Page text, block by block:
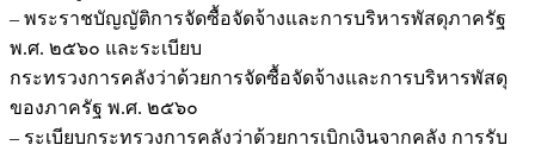
– พระราชบัญญัติการจัดซื้อจัดจ้างและการบริหารพัสดุภาครัฐ
พ.ศ. ๒๕๖๐ และระเบียบ
กระทรวงการคลังว่าด้วยการจัดซื้อจัดจ้างและการบริหารพัสดุ
ของภาครัฐ พ.ศ. ๒๕๖๐
– ระเบียบกระทรวงการคลังว่าด้วยการเบิกเงินจากคลัง การรับ